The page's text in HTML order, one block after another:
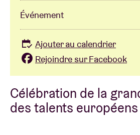
À propos de l'AB
Contact
Célébration de la
des talents européens
Événement
Ajouter au calendrier
Rejoindre sur Facebook